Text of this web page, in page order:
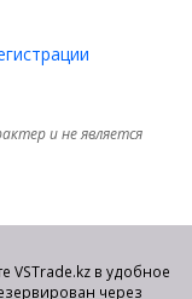
и не является
VSTrade.kz в удобное
через